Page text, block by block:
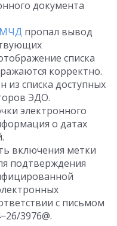
документа
МЧД пропал вывод
списка
корректно.
из списка доступных
ЭДО.
электронного
о датах
включения метки
подтверждения
с письмом
3976@.